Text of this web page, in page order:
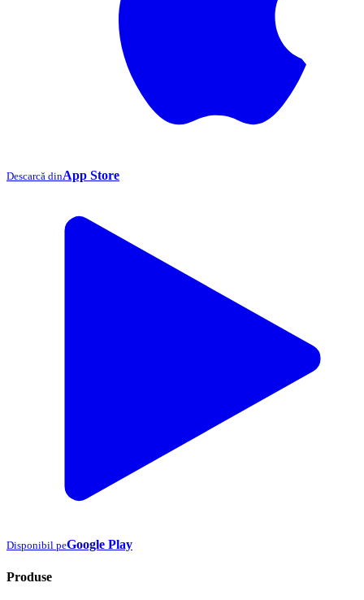
Descarcă dinApp Store
Disponibil peGoogle Play
Produse